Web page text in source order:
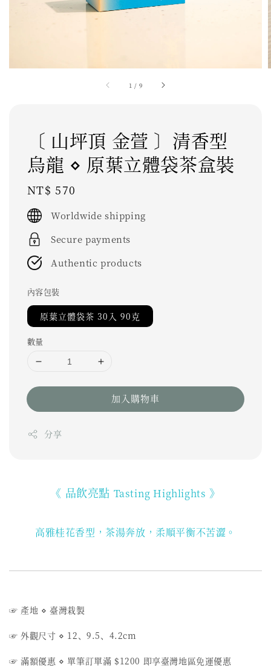
1 / 9
〔 山坪頂 金萱 〕清香型
烏龍 ⋄ 原葉立體袋茶盒裝
Regular
price
NT$ 570
Worldwide shipping
Secure payments
Authentic products
內容包裝
原葉立體袋茶 30入 90克
數量
加入購物車
分享
《 品飲亮點 Tasting Highlights 》
高雅桂花香型，茶湯奔放，柔順平衡不苦澀。
☞ 產地 ⋄ 臺灣栽製
☞ 外觀尺寸 ⋄ 12、9.5、4.2cm
☞ 滿額優惠 ⋄單筆訂單滿 $1200 即享臺灣地區免運優惠